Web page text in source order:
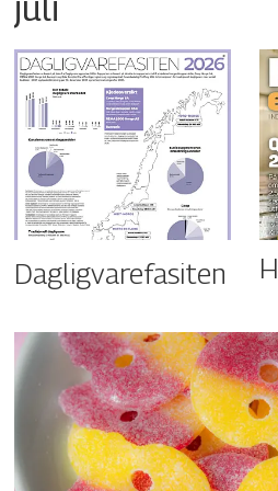
Dagligvarefasiten